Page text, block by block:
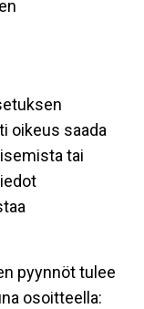
oikeus saada
tai
pyynnöt tulee
osoitteella: